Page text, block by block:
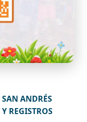
ANDRÉS
REGISTROS